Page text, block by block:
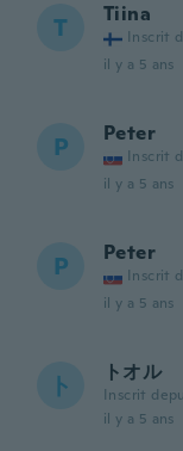
T Tiina
Inscrit
il y a 5 ans
P Peter
Inscrit
il y a 5 ans
P Peter
Inscrit
il y a 5 ans
ト トオル
Inscrit
il y a 5 ans